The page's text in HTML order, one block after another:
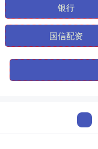
银行
国信配资